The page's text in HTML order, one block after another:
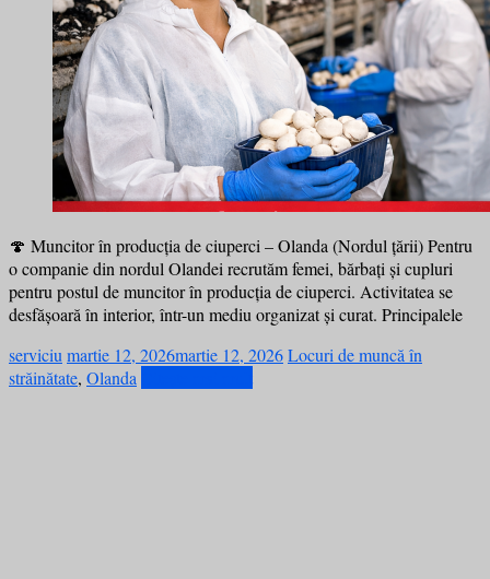
🍄 Muncitor în producția de ciuperci – Olanda (Nordul țării) Pentru
o companie din nordul Olandei recrutăm femei, bărbați și cupluri
pentru postul de muncitor în producția de ciuperci. Activitatea se
desfășoară în interior, într-un mediu organizat și curat. Principalele
serviciu martie 12, 2026martie 12, 2026Locuri de muncă în
străinătate, Olanda